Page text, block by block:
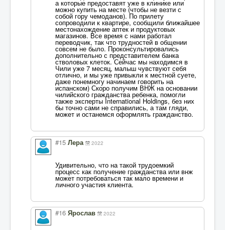
а которые предоставят уже в клинике или
можно купить на месте (чтобы не везти с
собой гору чемоданов). По прилету
сопроводили к квартире, сообщили ближайшее
местонахождение аптек и продуктовых
магазинов. Все время с нами работал
переводчик, так что трудностей в общении
совсем не было. Проконсультировались
дополнительно с представителем банка
стволовых клеток. Сейчас мы находимся в
Чили уже 7 месяц, малыш чувствуют себя
отлично, и мы уже привыкли к местной суете,
даже понемногу начинаем говорить на
испанском) Скоро получим ВНЖ на основании
чилийского гражданства ребенка, помогли
также эксперты International Holdings, без них
бы точно сами не справились, а там гляди,
может и останемся оформлять гражданство.
#15 Лера 2022
Удивительно, что на такой трудоемкий
процесс как получение гражданства или внж
может потребоваться так мало времени и
личного участия клиента.
#16 Ярослав 2022